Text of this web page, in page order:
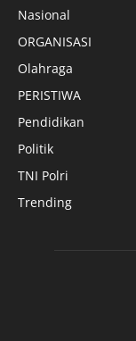
Nasional
ORGANISASI
Olahraga
PERISTIWA
Pendidikan
Politik
TNI Polri
Trending